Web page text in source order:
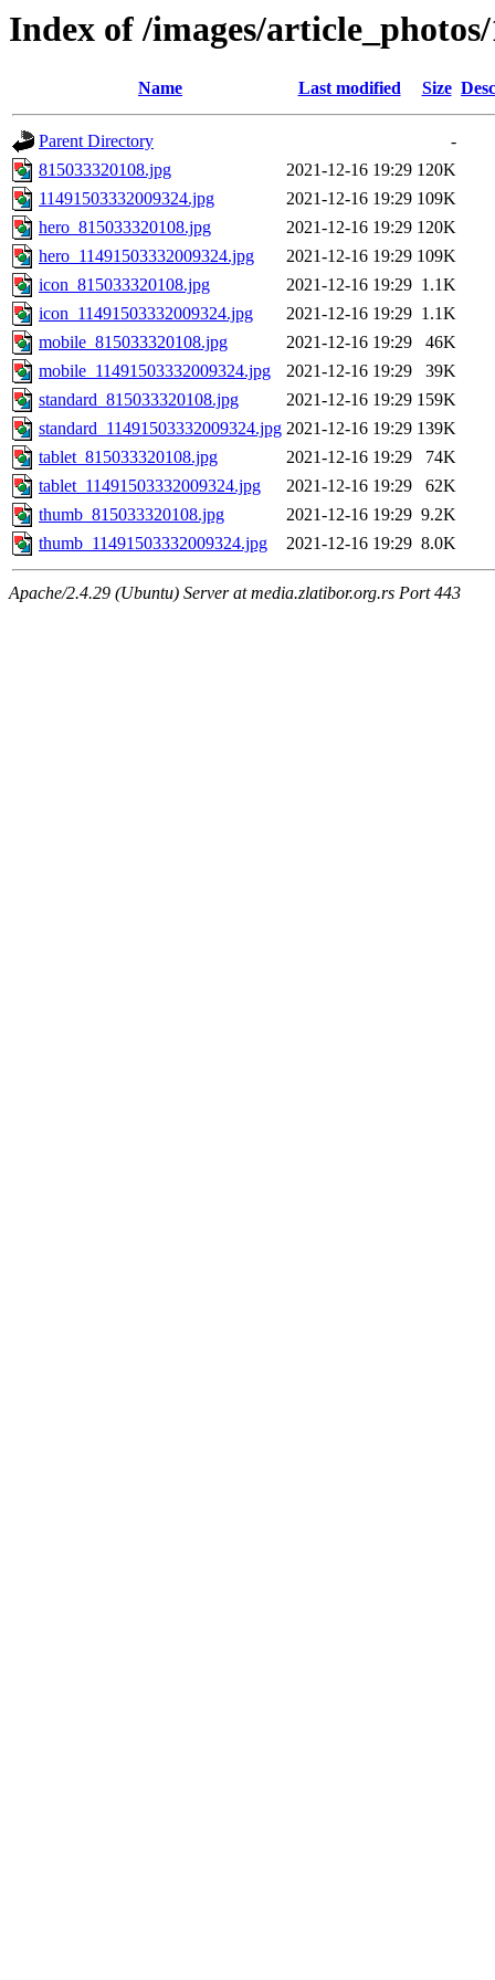
Index of /images/
Name Last modified Size
Parent Directory
-
815033320108.jpg
2021-12-16 19:29 120K
11491503332009324.jpg
2021-12-16 19:29 109K
hero_815033320108.jpg
2021-12-16 19:29 120K
hero_11491503332009324.jpg
2021-12-16 19:29 109K
icon_815033320108.jpg
2021-12-16 19:29 1.1K
icon_11491503332009324.jpg
2021-12-16 19:29 1.1K
mobile_815033320108.jpg
2021-12-16 19:29
46K
mobile_11491503332009324.jpg
2021-12-16 19:29
39K
standard_815033320108.jpg
2021-12-16 19:29 159K
standard_11491503332009324.jpg 2021-12-16 19:29 139K
tablet_815033320108.jpg
2021-12-16 19:29
74K
tablet_11491503332009324.jpg
2021-12-16 19:29
62K
thumb_815033320108.jpg
2021-12-16 19:29 9.2K
thumb_11491503332009324.jpg
2021-12-16 19:29 8.0K
Apache/2.4.29 (Ubuntu) Server at media.zlatibor.org.rs Port 443